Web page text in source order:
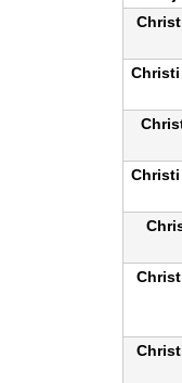
Christi
Christi